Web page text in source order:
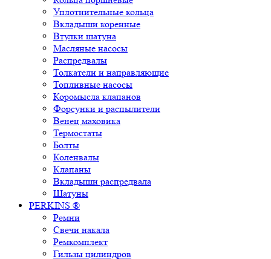
Уплотнительные кольца
Вкладыши коренные
Втулки шатуна
Масляные насосы
Распредвалы
Толкатели и направляющие
Топливные насосы
Коромысла клапанов
Форсунки и распылители
Венец маховика
Термостаты
Болты
Коленвалы
Клапаны
Вкладыши распредвала
Шатуны
PERKINS ®
Ремни
Свечи накала
Ремкомплект
Гильзы цилиндров